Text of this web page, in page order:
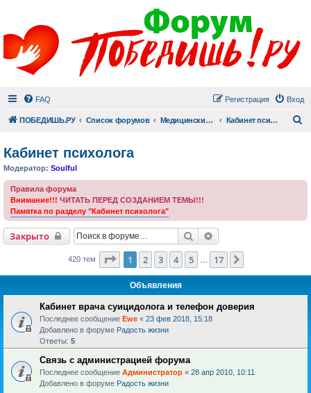
FAQ Вход
Регистрация
ПОБЕДИШЬ.РУ Список форумов Медицинский раздел Кабинет психолога
Кабинет психолога
Модератор: Soulful
Правила форума
Внимание!!! ЧИТАТЬ ПЕРЕД СОЗДАНИЕМ ТЕМЫ!!!
Памятка по разделу "Кабинет психолога"
Закрыто Поиск
420 тем Страница из 17
1 2 3 4 5 17
Объявления
Кабинет врача суицидолога и телефон доверия
Последнее сообщение Ewe « 23 фев 2018, 15:18
Добавлено в форуме Радость жизни
Ответы: 5
Связь с администрацией форума
Последнее сообщение Администратор « 28 апр 2010, 10:11
Добавлено в форуме Радость жизни